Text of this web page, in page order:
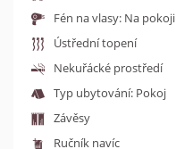
Fén na vlasy: Na pokoji
Ústřední topení
Nekuřácké prostředí
Typ ubytování: Pokoj
Závěsy
Ručník navíc